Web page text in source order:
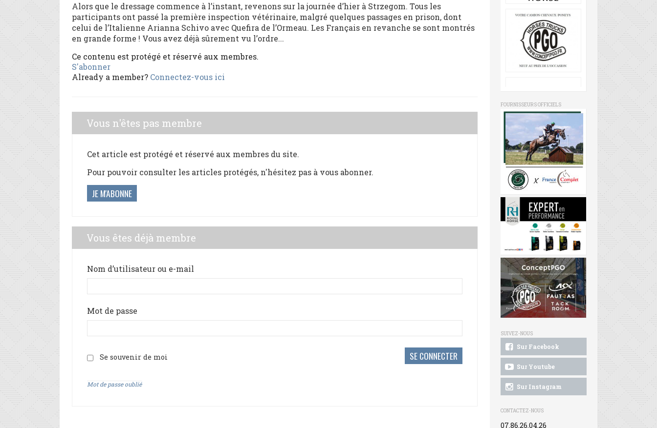
Alors que le dressage commence à l’instant, revenons sur la journée d’hier à Strzegom. Tous les
participants ont passé la première inspection vétérinaire, malgré quelques passages en prison, dont
celui de l’Italienne Arianna Schivo avec Quefira de l’Ormeau. Les Français en revanche se sont montrés
en grande forme ! Vous avez déjà sûrement vu l’ordre...
Ce contenu est protégé et réservé aux membres.
S'abonner
Already a member? Connectez-vous ici
Vous n'êtes pas membre
Cet article est protégé et réservé aux membres du site.
Pour pouvoir consulter les articles protégés, n'hésitez pas à vous abonner.
JE M'ABONNE
Vous êtes déjà membre
Nom d’utilisateur ou e-mail
Mot de passe
Se souvenir de moi
Mot de passe oublié
FOURNISSEURS OFFICIELS
SUIVEZ-NOUS
Sur Facebook
Sur Youtube
Sur Instagram
CONTACTEZ-NOUS
07.86.26.04.26